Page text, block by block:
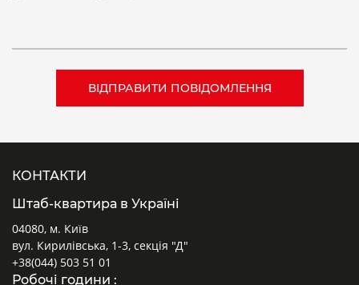
КОНТАКТИ
Штаб-квартира в Україні
04080, м. Київ
вул. Кирилівська, 1-3, секція "Д"
+38(044) 503 51 01
Робочі години :